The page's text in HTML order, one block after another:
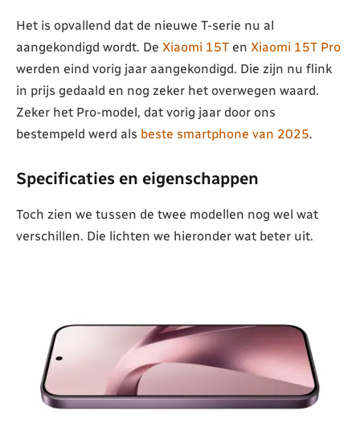
Het is opvallend dat de nieuwe T-serie nu al
aangekondigd wordt. De Xiaomi 15T en Xiaomi 15T Pro
werden eind vorig jaar aangekondigd. Die zijn nu flink
in prijs gedaald en nog zeker het overwegen waard.
Zeker het Pro-model, dat vorig jaar door ons
bestempeld werd als beste smartphone van 2025.
Specificaties en eigenschappen
Toch zien we tussen de twee modellen nog wel wat
verschillen. Die lichten we hieronder wat beter uit.